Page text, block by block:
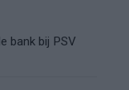
bank bij PSV